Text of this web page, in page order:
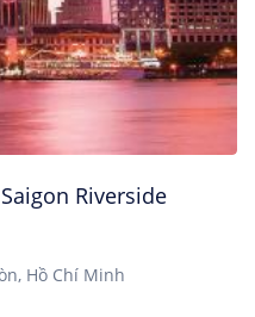
Riverside
Hồ Chí Minh